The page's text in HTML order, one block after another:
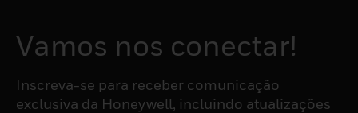
Vamos nos conectar!
Inscreva-se para receber comunicação
exclusiva da Honeywell, incluindo atualizações